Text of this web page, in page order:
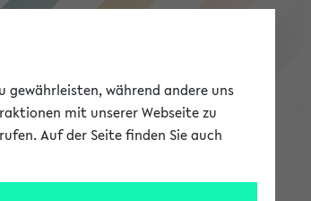
eKVV
gewährleisten, während andere uns
mit unserer Webseite zu
Auf der Seite finden Sie auch